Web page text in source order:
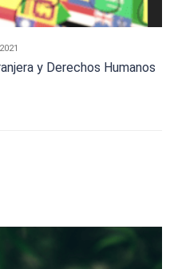
y Derechos Humanos